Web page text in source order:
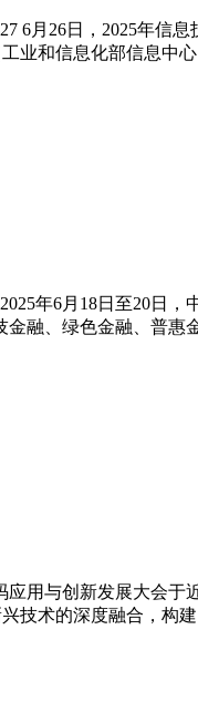
6月26日，2025年信
业和信息化部信息中
2025年6月18日至20日，
金融、绿色金融、普惠
应用与创新发展大会于
技术的深度融合，构